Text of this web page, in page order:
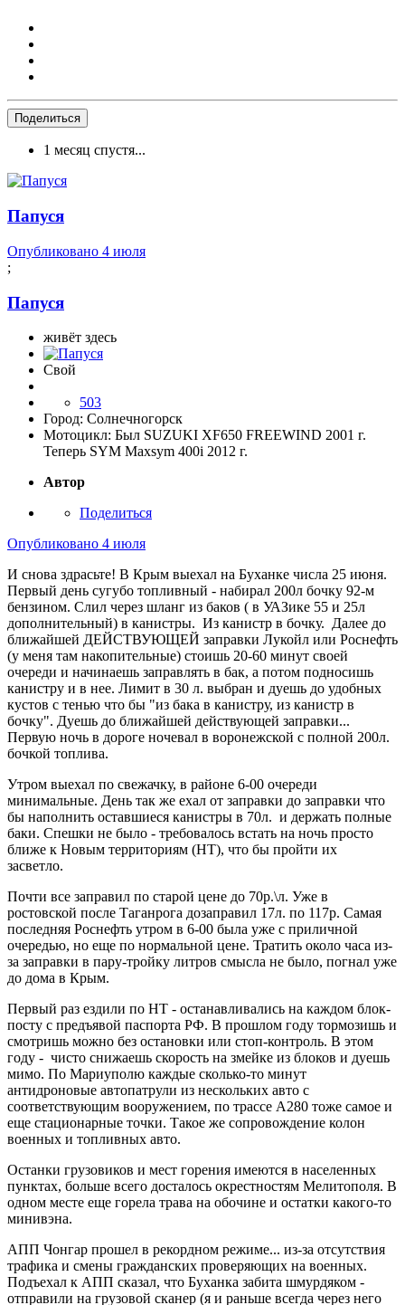
Поделиться
1 месяц спустя...
Папуся
Опубликовано 4 июля
;
Папуся
живёт здесь
Свой
503
Город: Солнечногорск
Мотоцикл: Был SUZUKI XF650 FREEWIND 2001 г.
Теперь SYM Maxsym 400i 2012 г.
Автор
Поделиться
Опубликовано 4 июля
И снова здрасьте! В Крым выехал на Буханке числа 25 июня.
Первый день сугубо топливный - набирал 200л бочку 92-м
бензином. Слил через шланг из баков ( в УАЗике 55 и 25л
дополнительный) в канистры. Из канистр в бочку. Далее до
ближайшей ДЕЙСТВУЮЩЕЙ заправки Лукойл или Роснефть
(у меня там накопительные) стоишь 20-60 минут своей
очереди и начинаешь заправлять в бак, а потом подносишь
канистру и в нее. Лимит в 30 л. выбран и дуешь до удобных
кустов с тенью что бы "из бака в канистру, из канистр в
бочку". Дуешь до ближайшей действующей заправки...
Первую ночь в дороге ночевал в воронежской с полной 200л.
бочкой топлива.
Утром выехал по свежачку, в районе 6-00 очереди
минимальные. День так же ехал от заправки до заправки что
бы наполнить оставшиеся канистры в 70л. и держать полные
баки. Спешки не было - требовалось встать на ночь просто
ближе к Новым территориям (НТ), что бы пройти их
засветло.
Почти все заправил по старой цене до 70р.\л. Уже в
ростовской после Таганрога дозаправил 17л. по 117р. Самая
последняя Роснефть утром в 6-00 была уже с приличной
очередью, но еще по нормальной цене. Тратить около часа из-
за заправки в пару-тройку литров смысла не было, погнал уже
до дома в Крым.
Первый раз ездили по НТ - останавливались на каждом блок-
посту с предъявой паспорта РФ. В прошлом году тормозишь и
смотришь можно без остановки или стоп-контроль. В этом
году - чисто снижаешь скорость на змейке из блоков и дуешь
мимо. По Мариуполю каждые сколько-то минут
антидроновые автопатрули из нескольких авто с
соответствующим вооружением, по трассе А280 тоже самое и
еще стационарные точки. Такое же сопровождение колон
военных и топливных авто.
Останки грузовиков и мест горения имеются в населенных
пунктах, больше всего досталось окрестностям Мелитополя. В
одном месте еще горела трава на обочине и остатки какого-то
минивэна.
АПП Чонгар прошел в рекордном режиме... из-за отсутствия
трафика и смены гражданских проверяющих на военных.
Подъехал к АПП сказал, что Буханка забита шмурдяком -
отправили на грузовой сканер (я и раньше всегда через него